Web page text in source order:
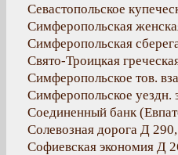
Севастопольское
Симферопольская
Симферопольская
Свято-Троицкая
Симферопольское тов.
Симферопольское уездн.
Соединенный банк
Солевозная дорога Д
Софиевская экономия Д